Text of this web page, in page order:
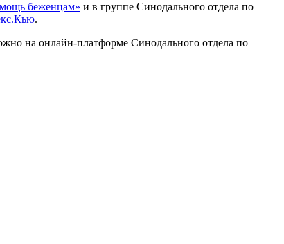
беженцам» и в группе Синодального отдела по
.
на онлайн-платформе Синодального отдела по